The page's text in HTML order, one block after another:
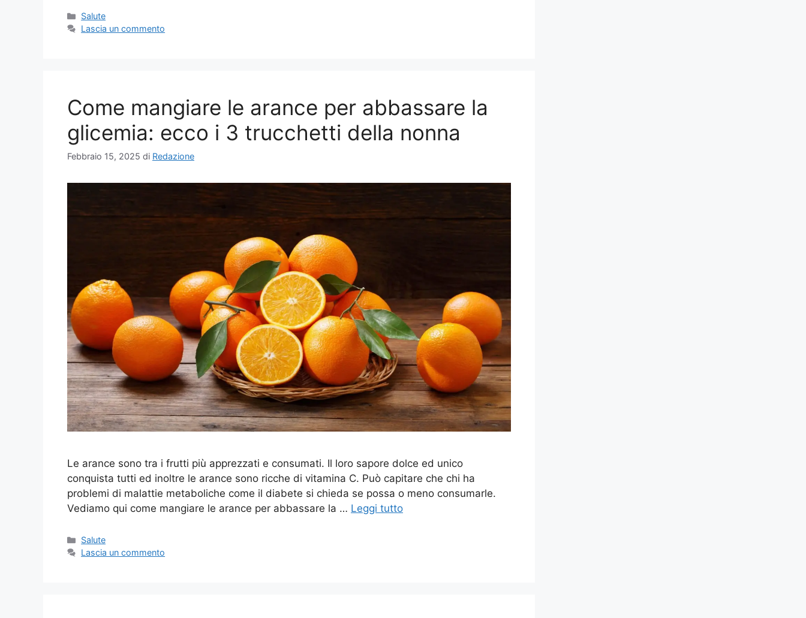
Categorie
Salute
Lascia un commento
Come mangiare le arance per abbassare la
glicemia: ecco i 3 trucchetti della nonna
Febbraio 15, 2025 di Redazione
Le arance sono tra i frutti più apprezzati e consumati. Il loro sapore dolce ed unico
conquista tutti ed inoltre le arance sono ricche di vitamina C. Può capitare che chi ha
problemi di malattie metaboliche come il diabete si chieda se possa o meno consumarle.
Vediamo qui come mangiare le arance per abbassare la … Leggi tutto
Categorie
Salute
Lascia un commento